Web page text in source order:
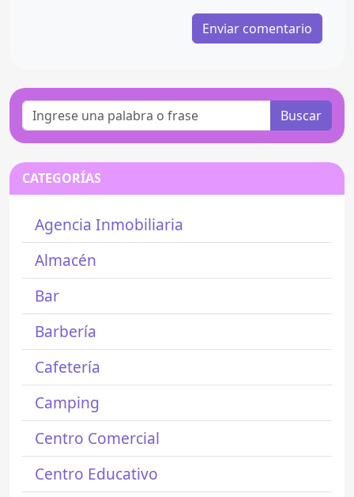
Buscar
CATEGORÍAS
Agencia Inmobiliaria
Almacén
Bar
Barbería
Cafetería
Camping
Centro Comercial
Centro Educativo